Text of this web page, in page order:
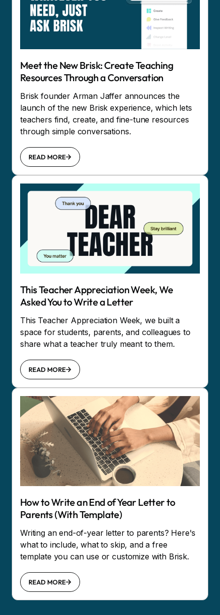
Meet the New Brisk: Create Teaching
Resources Through a Conversation
Brisk founder Arman Jaffer announces the
launch of the new Brisk experience, which lets
teachers find, create, and fine-tune resources
through simple conversations.
READ MORE
This Teacher Appreciation Week, We
Asked You to Write a Letter
This Teacher Appreciation Week, we built a
space for students, parents, and colleagues to
share what a teacher truly meant to them.
READ MORE
How to Write an End of Year Letter to
Parents (With Template)
Writing an end-of-year letter to parents? Here's
what to include, what to skip, and a free
template you can use or customize with Brisk.
READ MORE